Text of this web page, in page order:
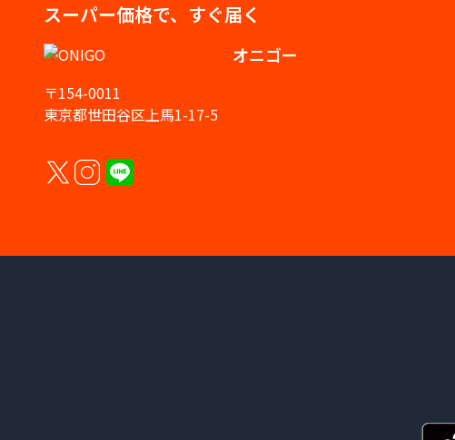
スーパー価格で、すぐ届く
オニゴー
〒154-0011
東京都世田谷区上馬1-17-5